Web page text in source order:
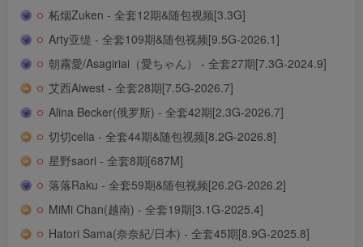
柘烟Zuken - 全套12期&随包视频[3.3G]
Arty亚缇 - 全套109期&随包视频[9.5G-2026.1]
朝霧愛/Asagiriai（愛ちゃん） - 全套27期[7.3G-2024.9]
艾西Aiwest - 全套28期[7.5G-2026.7]
Alina Becker(俄罗斯) - 全套42期[2.3G-2026.7]
切切celia - 全套44期&随包视频[8.2G-2026.8]
星野saori - 全套8期[687M]
落落Raku - 全套59期&随包视频[26.2G-2026.2]
MiMi Chan(越南) - 全套19期[3.1G-2025.4]
Hatori Sama(奈奈紀/日本) - 全套45期[8.9G-2025.8]